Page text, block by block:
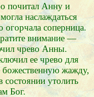
почитал Анну и
наслаждаться
огорчала соперница.
внимание —
чрево Анны.
ее чрево для
божественную жажду,
состоянии утолить
Бог.